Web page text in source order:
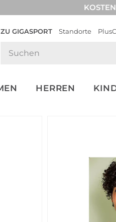
ZU GIGASPORT Standorte
HERREN